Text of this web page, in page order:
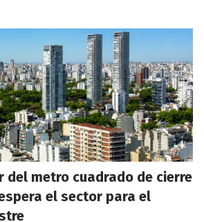
del metro cuadrado de cierre
el sector para el